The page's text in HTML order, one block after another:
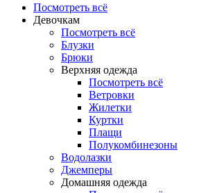
Посмотреть всё
Девочкам
Посмотреть всё
Блузки
Брюки
Верхняя одежда
Посмотреть всё
Ветровки
Жилетки
Куртки
Плащи
Полукомбинезоны
Водолазки
Джемперы
Домашняя одежда